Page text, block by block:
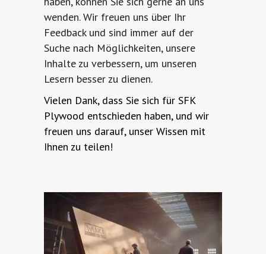
wenden. Wir freuen uns über Ihr
Feedback und sind immer auf der
Suche nach Möglichkeiten, unsere
Inhalte zu verbessern, um unseren
Lesern besser zu dienen.
Vielen Dank, dass Sie sich für SFK
Plywood entschieden haben, und wir
freuen uns darauf, unser Wissen mit
Ihnen zu teilen!